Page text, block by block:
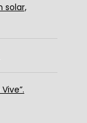
solar,